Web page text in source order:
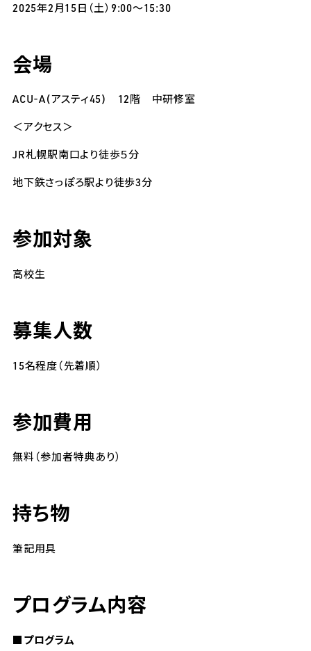
2025年2月15日（土）9:00～15:30
会場
ACU-A(アスティ45) 12階 中研修室
＜アクセス＞
JR札幌駅南口より徒歩５分
地下鉄さっぽろ駅より徒歩3分
参加対象
高校生
募集人数
15名程度（先着順）
参加費用
無料（参加者特典あり）
持ち物
筆記用具
プログラム内容
■プログラム